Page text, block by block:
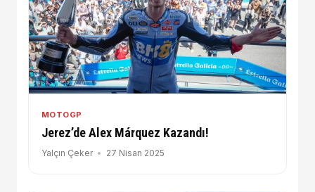
MOTOGP
Jerez’de Alex Márquez Kazandı!
Yalçın Çeker 27 Nisan 2025